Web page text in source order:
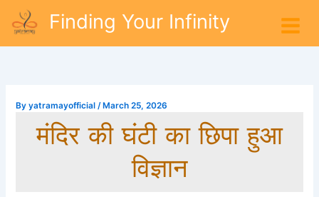
Finding Your Infinity
Byyatramayofficial/ March 25, 2026
मंदिर की घंटी का छिपा हुआ
विज्ञान